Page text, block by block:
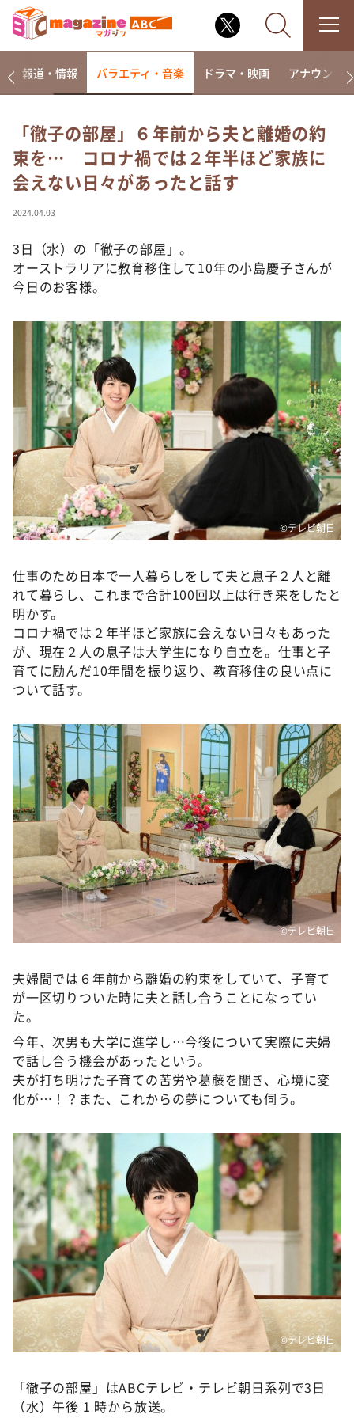
なるみ・岡村の過ぎるTV
相席食堂
これ余談なんですけど・・・
て真剣です
探偵！ナイトスクープ
news おかえり
河合＆A.B.C-Z塚田×福井アナ「なんでやねん！？」
（news おかえり）
DAIGOも台所 ～きょうの献立 何にする？～
本日はダイアンなり！シーズン２
朝だ！生です旅サラダ
教えて！ニュースライブ 正義のミカタ
ＬＩＦＥ～夢のカタチ～
新婚さんいらっしゃい！
ポツンと一軒家
ぺこぱのまるスポ
アナ回覧板
報道・情報 バラエティ・音楽 ドラマ・映画 アナウンサー
「徹子の部屋」６年前から夫と離婚の約
束を… コロナ禍では２年半ほど家族に
会えない日々があったと話す
2024.04.03
3日（水）の「徹子の部屋」。
オーストラリアに教育移住して10年の小島慶子さんが
今日のお客様。
©テレビ朝日
仕事のため日本で一人暮らしをして夫と息子２人と離
れて暮らし、これまで合計100回以上は行き来をしたと
明かす。
コロナ禍では２年半ほど家族に会えない日々もあった
が、現在２人の息子は大学生になり自立を。仕事と子
育てに励んだ10年間を振り返り、教育移住の良い点に
ついて話す。
©テレビ朝日
夫婦間では６年前から離婚の約束をしていて、子育て
が一区切りついた時に夫と話し合うことになってい
た。
今年、次男も大学に進学し…今後について実際に夫婦
で話し合う機会があったという。
夫が打ち明けた子育ての苦労や葛藤を聞き、心境に変
化が…！？また、これからの夢についても伺う。
©テレビ朝日
「徹子の部屋」はABCテレビ・テレビ朝日系列で3日
（水）午後 1 時から放送。